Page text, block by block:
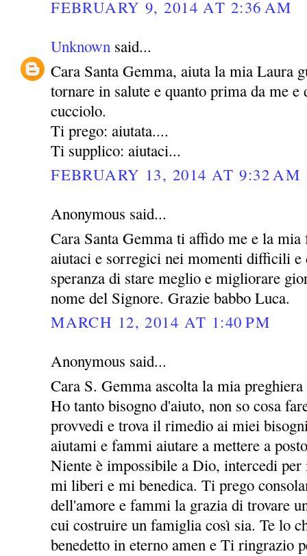
FEBRUARY 9, 2014 AT 2:36 AM
Unknown said...
Cara Santa Gemma, aiuta la mia Laura
tornare in salute e quanto prima da me
cucciolo.
Ti prego: aiutata....
Ti supplico: aiutaci...
FEBRUARY 13, 2014 AT 9:32 AM
Anonymous said...
Cara Santa Gemma ti affido me e la
aiutaci e sorregici nei momenti difficili e
speranza di stare meglio e migliorare
nome del Signore. Grazie babbo Luca.
MARCH 12, 2014 AT 1:40 PM
Anonymous said...
Cara S. Gemma ascolta la mia
Ho tanto bisogno d'aiuto, non so cosa
provvedi e trova il rimedio ai miei
aiutami e fammi aiutare a mettere a
Niente è impossibile a Dio, intercedi per
mi liberi e mi benedica. Ti prego
dell'amore e fammi la grazia di trovare
cui costruire un famiglia così sia. Te lo
benedetto in eterno amen e Ti ringrazio